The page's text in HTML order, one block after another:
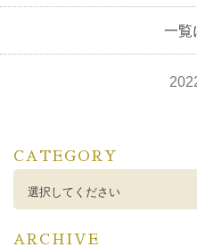
一覧
CATEGORY
選択してください
ARCHIVE